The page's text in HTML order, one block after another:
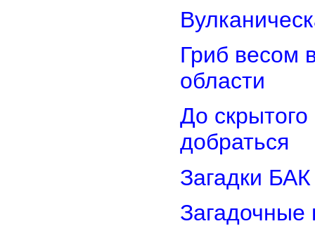
Гриб весом
области
До
добраться
Загадки
Загадочные